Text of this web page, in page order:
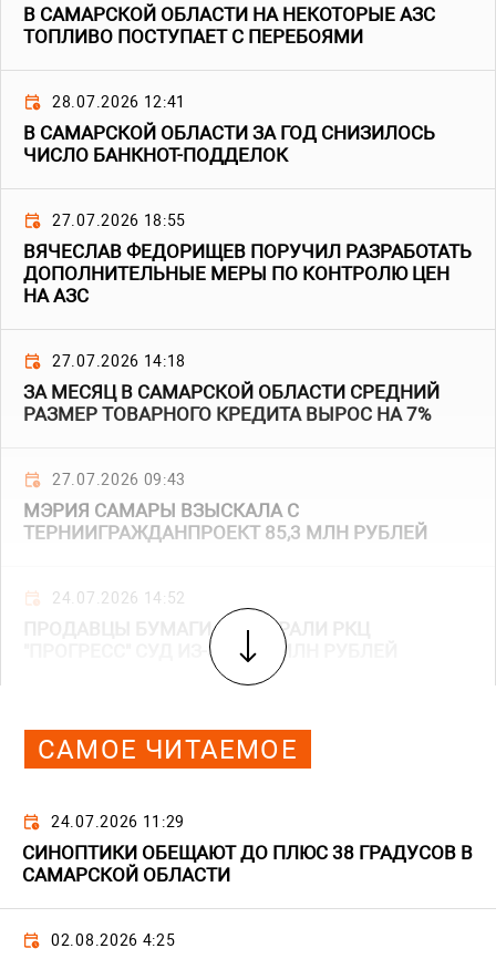
В САМАРСКОЙ ОБЛАСТИ НА НЕКОТОРЫЕ АЗС
ТОПЛИВО ПОСТУПАЕТ С ПЕРЕБОЯМИ
28.07.2026 12:41
В САМАРСКОЙ ОБЛАСТИ ЗА ГОД СНИЗИЛОСЬ
ЧИСЛО БАНКНОТ-ПОДДЕЛОК
27.07.2026 18:55
ВЯЧЕСЛАВ ФЕДОРИЩЕВ ПОРУЧИЛ РАЗРАБОТАТЬ
ДОПОЛНИТЕЛЬНЫЕ МЕРЫ ПО КОНТРОЛЮ ЦЕН
НА АЗС
27.07.2026 14:18
ЗА МЕСЯЦ В САМАРСКОЙ ОБЛАСТИ СРЕДНИЙ
РАЗМЕР ТОВАРНОГО КРЕДИТА ВЫРОС НА 7%
27.07.2026 09:43
МЭРИЯ САМАРЫ ВЗЫСКАЛА С
ТЕРНИИГРАЖДАНПРОЕКТ 85,3 МЛН РУБЛЕЙ
24.07.2026 14:52
ПРОДАВЦЫ БУМАГИ ПРОИГРАЛИ РКЦ
"ПРОГРЕСС" СУД ИЗ-ЗА 13,6 МЛН РУБЛЕЙ
САМОЕ ЧИТАЕМОЕ
24.07.2026 11:29
СИНОПТИКИ ОБЕЩАЮТ ДО ПЛЮС 38 ГРАДУСОВ В
САМАРСКОЙ ОБЛАСТИ
02.08.2026 4:25